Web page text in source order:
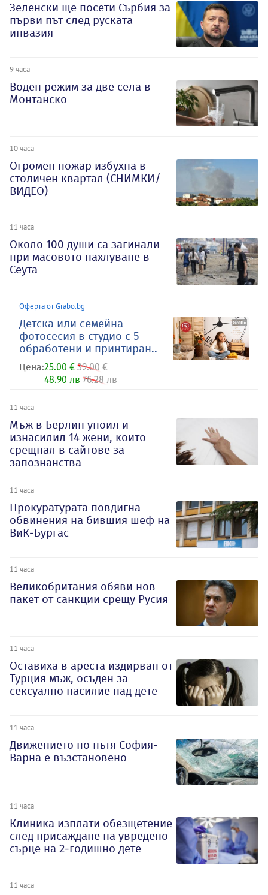
Зеленски ще посети Сърбия за
първи път след руската
инвазия
9 часа
Воден режим за две села в
Монтанско
10 часа
Огромен пожар избухна в
столичен квартал (СНИМКИ/
ВИДЕО)
11 часа
Около 100 души са загинали
при масовото нахлуване в
Сеута
Оферта от Grabo.bg
Детска или семейна
фотосесия в студио с 5
обработени и принтиран..
Цена:25.00 € 39.00 €
48.90 лв 76.28 лв
11 часа
Мъж в Берлин упоил и
изнасилил 14 жени, които
срещнал в сайтове за
запознанства
11 часа
Прокуратурата повдигна
обвинения на бившия шеф на
ВиК-Бургас
11 часа
Великобритания обяви нов
пакет от санкции срещу Русия
11 часа
Оставиха в ареста издирван от
Турция мъж, осъден за
сексуално насилие над дете
11 часа
Движението по пътя София-
Варна е възстановено
11 часа
Клиника изплати обезщетение
след присаждане на увредено
сърце на 2-годишно дете
11 часа